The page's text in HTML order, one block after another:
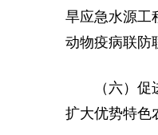
旱应急水源工
动物疫病联防
（六）
扩大优势特色